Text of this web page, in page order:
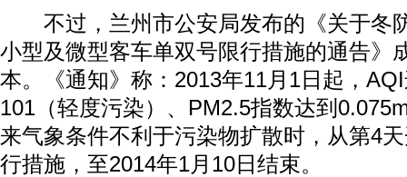
不过，兰州市公安局发布的《关于冬
小型及微型客车单双号限行措施的通告》
本。《通知》称：2013年11月1日起，
101（轻度污染）、PM2.5指数达到
来气象条件不利于污染物扩散时，从第4
行措施，至2014年1月10日结束。